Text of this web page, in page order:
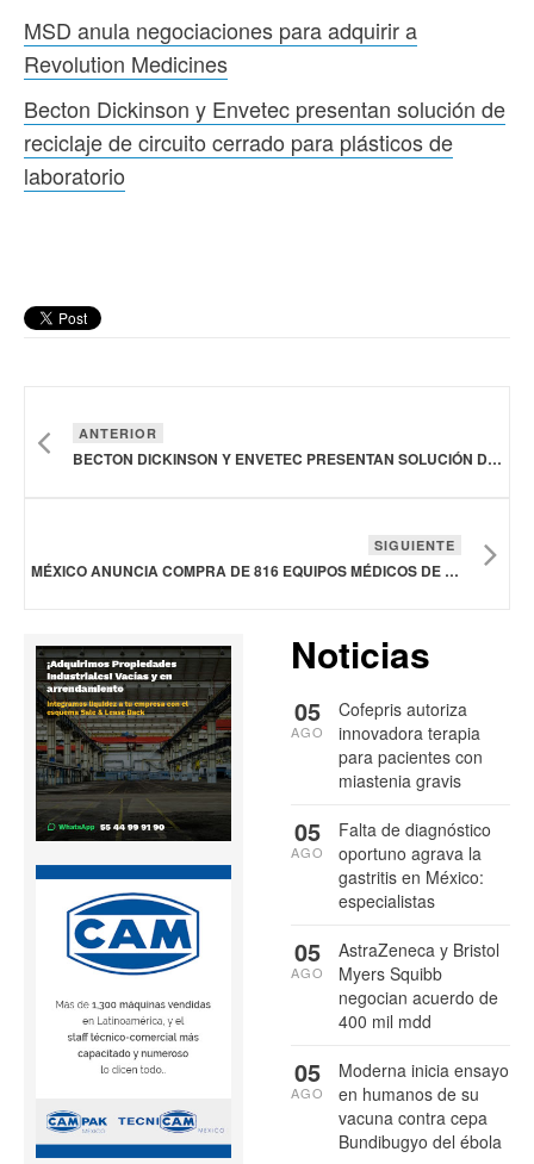
MSD anula negociaciones para adquirir a
Revolution Medicines
Becton Dickinson y Envetec presentan solución de
reciclaje de circuito cerrado para plásticos de
laboratorio
ANTERIOR
BECTON DICKINSON Y ENVETEC PRESENTAN SOLUCIÓN DE RECICLAJE DE CIRCUITO CERRADO PARA PLÁSTICOS DE LABORATORIO
SIGUIENTE
MÉXICO ANUNCIA COMPRA DE 816 EQUIPOS MÉDICOS DE ALTA TECNOLOGÍA PARA EL SECTOR SALUD
Noticias
Cofepris autoriza
innovadora terapia
para pacientes con
miastenia gravis
05
AGO
Falta de diagnóstico
oportuno agrava la
gastritis en México:
especialistas
05
AGO
AstraZeneca y Bristol
Myers Squibb
negocian acuerdo de
400 mil mdd
05
AGO
Moderna inicia ensayo
en humanos de su
vacuna contra cepa
Bundibugyo del ébola
05
AGO